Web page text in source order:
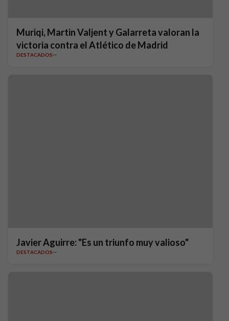
Muriqi, Martin Valjent y Galarreta valoran la
victoria contra el Atlético de Madrid
DESTACADOS
Javier Aguirre: "Es un triunfo muy valioso"
DESTACADOS